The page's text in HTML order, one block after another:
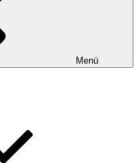
Menü